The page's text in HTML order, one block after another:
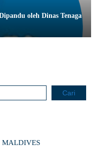
oleh Dinas Tenaga
Cari
MALDIVES